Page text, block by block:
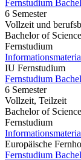
Fernstudium
6 Semester
Vollzeit und
Bachelor of Science
Fernstudium
IU Fernstudium
Fernstudium
6 Semester
Vollzeit, Teilzeit
Bachelor of Science
Fernstudium
Europäische
Fernstudium